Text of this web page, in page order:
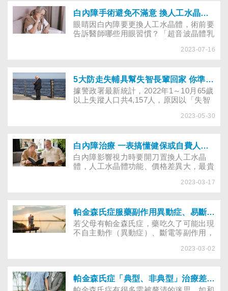
白內障手術避免不滿意 換人工水晶體前該懂的8關鍵
眼睛因白內障要更換人工水晶體，術前要
告訴醫師哪些用眼習慣？「超音波晶體乳
異？何謂飛秒雷射？單焦、多焦水晶體差
2023-07-16
5大防走失輔具幫失智長輩回家 你準備了嗎？
據警政署最新統計，2022年1～10月65歲
以上失蹤人口共4,157人，原因以「失智
輔具（愛的手鍊、愛心布標、緊急連絡
2023-05-30
白內障治療 一表搞懂健保或自費人工水晶體適合對象及費用
白內障影響視力時要開刀置換人工水晶
體，人工水晶體功能、價格差異大，最貴
體、自費的多焦點水晶體，哪個好？醫師
2023-03-17
帕金森氏症服藥副作用異動症、易斷電如何改善？停藥有何風險？
若父母有帕金森氏症，藥吃久了可能出現
不自主動作（異動症）、斷電等副作用，
「長期控制」，有患者一兩次忘記服藥，
生活。帕金森氏症人常會便祕，怎麼改
善？含蛋白質的食物可能影響帕金森藥的
2023-03-02
帕金森氏症「典型、非典型」治療差在哪？推薦哪些運動復健？何時可用電刺激改善斷電現象、異動症？